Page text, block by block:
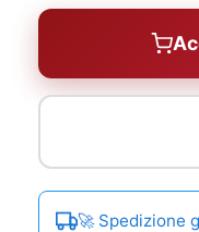
🚀 Spedizione